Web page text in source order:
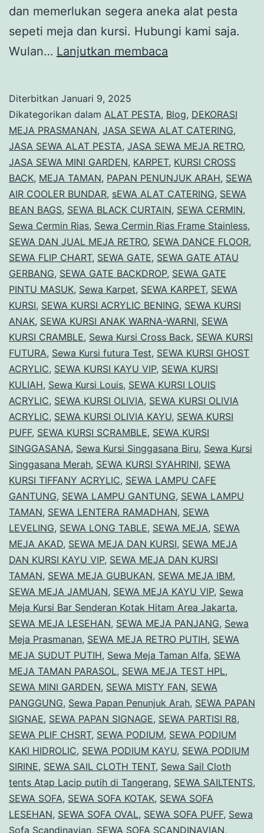
dan memerlukan segera aneka alat pesta
sepeti meja dan kursi. Hubungi kami saja.
Wulan… Lanjutkan membaca
Meja
Dan
Alat
Pesta
Harga
Terbaru
2025
di
Jakarta
Diterbitkan Januari 9, 2025
Dikategorikan dalam ALAT PESTA, Blog, DEKORASI
MEJA PRASMANAN, JASA SEWA ALAT CATERING,
JASA SEWA ALAT PESTA, JASA SEWA MEJA RETRO,
JASA SEWA MINI GARDEN, KARPET, KURSI CROSS
BACK, MEJA TAMAN, PAPAN PENUNJUK ARAH, SEWA
AIR COOLER BUNDAR, sEWA ALAT CATERING, SEWA
BEAN BAGS, SEWA BLACK CURTAIN, SEWA CERMIN,
Sewa Cermin Rias, Sewa Cermin Rias Frame Stainless,
SEWA DAN JUAL MEJA RETRO, SEWA DANCE FLOOR,
SEWA FLIP CHART, SEWA GATE, SEWA GATE ATAU
GERBANG, SEWA GATE BACKDROP, SEWA GATE
PINTU MASUK, Sewa Karpet, SEWA KARPET, SEWA
KURSI, SEWA KURSI ACRYLIC BENING, SEWA KURSI
ANAK, SEWA KURSI ANAK WARNA-WARNI, SEWA
KURSI CRAMBLE, Sewa Kursi Cross Back, SEWA KURSI
FUTURA, Sewa Kursi futura Test, SEWA KURSI GHOST
ACRYLIC, SEWA KURSI KAYU VIP, SEWA KURSI
KULIAH, Sewa Kursi Louis, SEWA KURSI LOUIS
ACRYLIC, SEWA KURSI OLIVIA, SEWA KURSI OLIVIA
ACRYLIC, SEWA KURSI OLIVIA KAYU, SEWA KURSI
PUFF, SEWA KURSI SCRAMBLE, SEWA KURSI
SINGGASANA, Sewa Kursi Singgasana Biru, Sewa Kursi
Singgasana Merah, SEWA KURSI SYAHRINI, SEWA
KURSI TIFFANY ACRYLIC, SEWA LAMPU CAFE
GANTUNG, SEWA LAMPU GANTUNG, SEWA LAMPU
TAMAN, SEWA LENTERA RAMADHAN, SEWA
LEVELING, SEWA LONG TABLE, SEWA MEJA, SEWA
MEJA AKAD, SEWA MEJA DAN KURSI, SEWA MEJA
DAN KURSI KAYU VIP, SEWA MEJA DAN KURSI
TAMAN, SEWA MEJA GUBUKAN, SEWA MEJA IBM,
SEWA MEJA JAMUAN, SEWA MEJA KAYU VIP, Sewa
Meja Kursi Bar Senderan Kotak Hitam Area Jakarta,
SEWA MEJA LESEHAN, SEWA MEJA PANJANG, Sewa
Meja Prasmanan, SEWA MEJA RETRO PUTIH, SEWA
MEJA SUDUT PUTIH, Sewa Meja Taman Alfa, SEWA
MEJA TAMAN PARASOL, SEWA MEJA TEST HPL,
SEWA MINI GARDEN, SEWA MISTY FAN, SEWA
PANGGUNG, Sewa Papan Penunjuk Arah, SEWA PAPAN
SIGNAE, SEWA PAPAN SIGNAGE, SEWA PARTISI R8,
SEWA PLIF CHSRT, SEWA PODIUM, SEWA PODIUM
KAKI HIDROLIC, SEWA PODIUM KAYU, SEWA PODIUM
SIRINE, SEWA SAIL CLOTH TENT, Sewa Sail Cloth
tents Atap Lacip putih di Tangerang, SEWA SAILTENTS,
SEWA SOFA, SEWA SOFA KOTAK, SEWA SOFA
LESEHAN, SEWA SOFA OVAL, SEWA SOFA PUFF, Sewa
Sofa Scandinavian, SEWA SOFA SCANDINAVIAN,